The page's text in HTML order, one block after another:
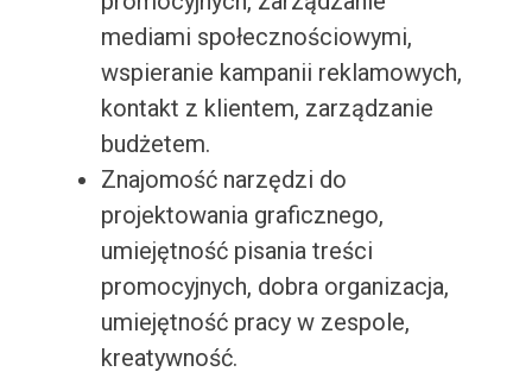
mediami społecznościowymi,
wspieranie kampanii reklamowych,
kontakt z klientem, zarządzanie
budżetem.
Znajomość narzędzi do
projektowania graficznego,
umiejętność pisania treści
promocyjnych, dobra organizacja,
umiejętność pracy w zespole,
kreatywność.